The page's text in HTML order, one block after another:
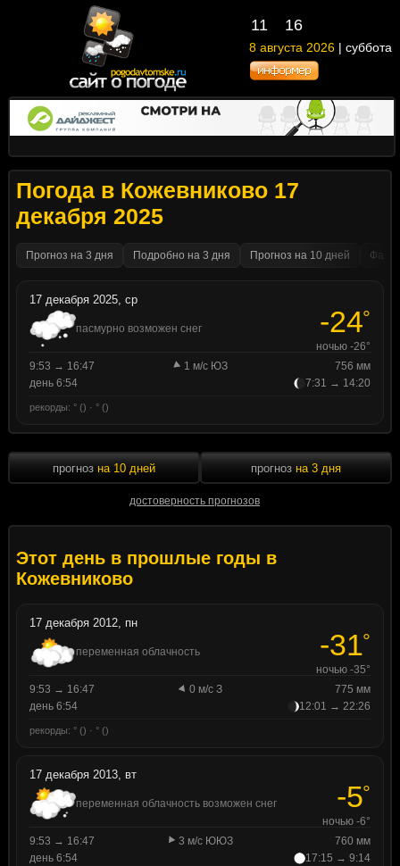
11 16
8 августа 2026 | суббота
Погода в Кожевниково 17
декабря 2025
Прогноз на 3 дня Подробно на 3 дня Прогноз на 10 дней
17 декабря 2025, ср
пасмурно возможен снег -24°
ночью -26°
9:53 → 16:47
1 м/с ЮЗ
756 мм
день 6:54
7:31 → 14:20
рекорды: ° () · ° ()
прогноз на 10 дней
достоверность прогнозов
прогноз на 3 дня
Этот день в прошлые годы в
Кожевниково
17 декабря 2012, пн
переменная облачность -31°
ночью -35°
9:53 → 16:47
0 м/с З
775 мм
день 6:54
12:01 → 22:26
рекорды: ° () · ° ()
17 декабря 2013, вт
переменная облачность возможен снег -5°
ночью -6°
9:53 → 16:47
3 м/с ЮЮЗ
760 мм
день 6:54
17:15 → 9:14